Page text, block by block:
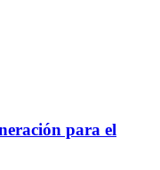
para el